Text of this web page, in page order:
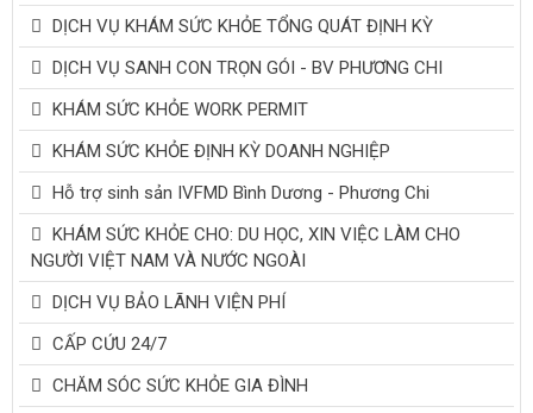
DỊCH VỤ KHÁM SỨC KHỎE TỔNG QUÁT ĐỊNH KỲ
DỊCH VỤ SANH CON TRỌN GÓI - BV PHƯƠNG CHI
KHÁM SỨC KHỎE WORK PERMIT
KHÁM SỨC KHỎE ĐỊNH KỲ DOANH NGHIỆP
Hỗ trợ sinh sản IVFMD Bình Dương - Phương Chi
KHÁM SỨC KHỎE CHO: DU HỌC, XIN VIỆC LÀM CHO
NGƯỜI VIỆT NAM VÀ NƯỚC NGOÀI
DỊCH VỤ BẢO LÃNH VIỆN PHÍ
CẤP CỨU 24/7
CHĂM SÓC SỨC KHỎE GIA ĐÌNH